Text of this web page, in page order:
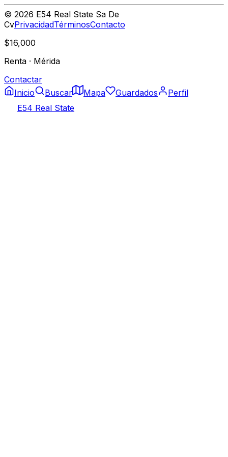
© 2026 E54 Real State Sa De
CvPrivacidadTérminosContacto
$16,000
Renta · Mérida
Contactar
Inicio
Buscar Mapa Guardados
Perfil
E54 Real State